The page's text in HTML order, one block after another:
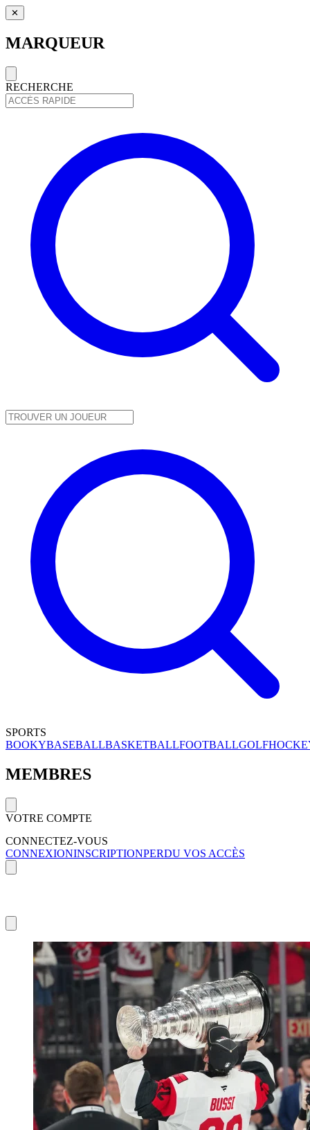
✕
MARQUEUR
RECHERCHE
SPORTS
BOOKYBASEBALLBASKETBALLFOOTBALLGOLF
MEMBRES
VOTRE COMPTE
CONNECTEZ-VOUS
CONNEXIONINSCRIPTIONPERDU VOS ACCÈS